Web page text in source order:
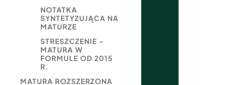
NOTATKA
SYNTETYZUJĄCA NA
MATURZE
STRESZCZENIE –
MATURA W
FORMULE OD 2015
R.
MATURA ROZSZERZONA